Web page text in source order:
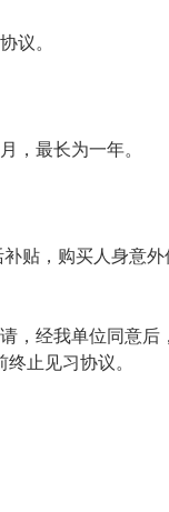
议。
，最长为一年。
贴，购买人身意
，经我单位同意
止见习协议。